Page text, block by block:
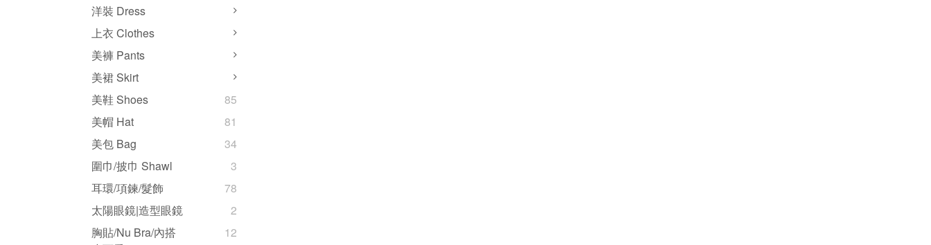
洋裝 Dress
上衣 Clothes
美褲 Pants
美裙 Skirt
美鞋 Shoes
85
美帽 Hat
81
美包 Bag
34
圍巾/披巾 Shawl
3
耳環/項鍊/髮飾
78
太陽眼鏡|造型眼鏡
2
胸貼/Nu Bra/內搭
12